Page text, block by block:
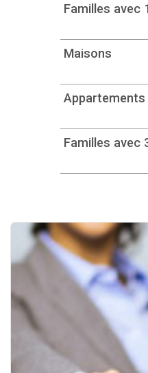
Familles avec
Maisons
Appartements
Familles avec